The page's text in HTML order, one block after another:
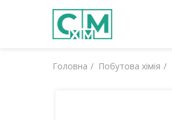
Головна Побутова хімія